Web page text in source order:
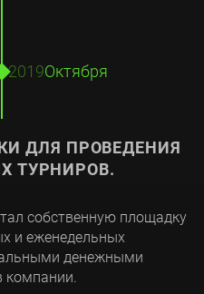
ДЛЯ ПРОВЕДЕНИЯ
ТУРНИРОВ.
собственную площадку
и еженедельных
денежными
компании.
Октября
2019